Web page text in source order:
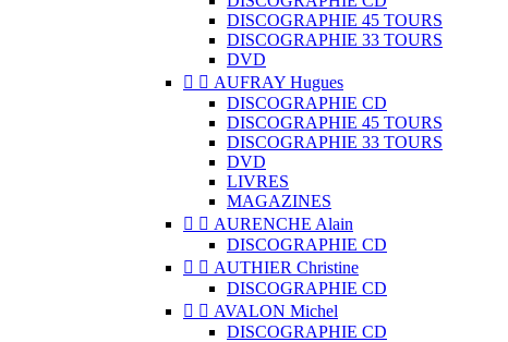
DISCOGRAPHIE 45 TOURS
DISCOGRAPHIE 33 TOURS
DVD
  AUFRAY Hugues
DISCOGRAPHIE CD
DISCOGRAPHIE 45 TOURS
DISCOGRAPHIE 33 TOURS
DVD
LIVRES
MAGAZINES
  AURENCHE Alain
DISCOGRAPHIE CD
  AUTHIER Christine
DISCOGRAPHIE CD
  AVALON Michel
DISCOGRAPHIE CD